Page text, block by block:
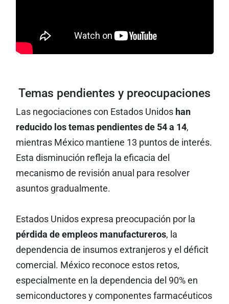
Temas pendientes y preocupaciones
Las negociaciones con Estados Unidos han
reducido los temas pendientes de 54 a 14,
mientras México mantiene 13 puntos de interés.
Esta disminución refleja la eficacia del
mecanismo de revisión anual para resolver
asuntos gradualmente.
Estados Unidos expresa preocupación por la
pérdida de empleos manufactureros, la
dependencia de insumos extranjeros y el déficit
comercial. México reconoce estos retos,
especialmente en la dependencia del 90% en
semiconductores y componentes farmacéuticos